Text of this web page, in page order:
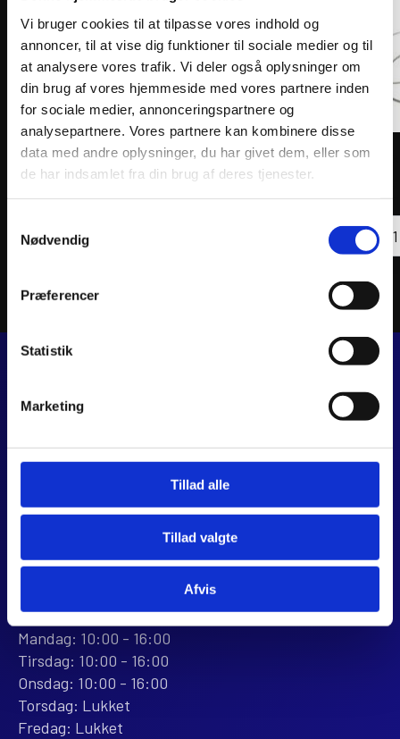
Vi bruger cookies til at tilpasse vores indhold og
annoncer, til at vise dig funktioner til sociale medier og til
at analysere vores trafik. Vi deler også oplysninger om
din brug af vores hjemmeside med vores partnere inden
for sociale medier, annonceringspartnere og
analysepartnere. Vores partnere kan kombinere disse
data med andre oplysninger, du har givet dem, eller som
de har indsamlet fra din brug af deres tjenester.
Nødvendig
Præferencer
Statistik
Marketing
Tillad alle
Tillad valgte
Afvis
ATHENA PISTON KIT FORGED Ø66,35mm
1.226kr.
inkl. moms
PISTON
KIT
antal
inkl.
KIT
antal
JJ MOTORCYKLER
Dalagervej 6C
CVR 44928280
webshop@jjmotorcykler.dk
salg@jjmotorcykler.dk
Mandag: 10:00 - 16:00
Tirsdag: 10:00 - 16:00
Onsdag: 10:00 - 16:00
Torsdag: Lukket
Fredag: Lukket